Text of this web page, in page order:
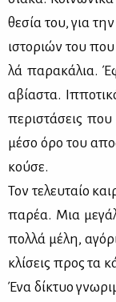
θε­σία του, για
ιστο­ριών του
λά πα­ρα­κά­λια.
αβί­α­στα.
πε­ρι­στά­σεις
μέ­σο όρο του
κού­σε.
Τον τε­λευ­ταίο
πα­ρέα. Μια
πολ­λά μέ­λη,
κλί­σεις προς τα
Ένα δί­κτυο